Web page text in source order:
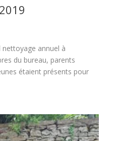
nettoyage annuel à
du bureau, parents
étaient présents pour